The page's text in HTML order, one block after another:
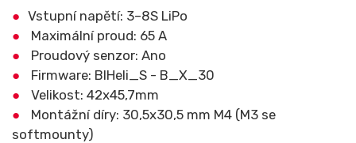
Vstupní napětí: 3–8S LiPo
Maximální proud: 65 A
Proudový senzor: Ano
Firmware: BlHeli_S - B_X_30
Velikost: 42x45,7mm
Montážní díry: 30,5x30,5 mm M4 (M3 se
softmounty)